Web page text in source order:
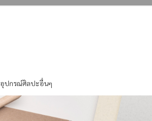
อุปกรณ์ศิลปะอื่นๆ